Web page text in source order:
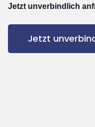
Jetzt unverbindlich
Jetzt